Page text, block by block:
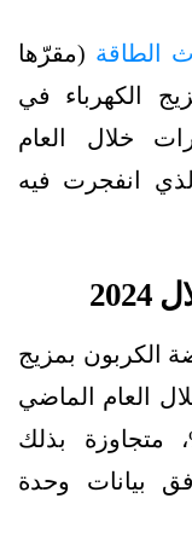
الطاقة (مقرّها
الكهرباء في
خلال العام
انفجرت فيه
الكربون بمزيج
العام الماضي
فقد ارتفعت إلى 77%، متجاوزة بذلك
البالغ 41%، وفق بيانات وحدة